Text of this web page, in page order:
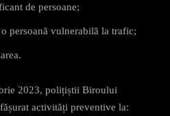
de persoane;
persoană vulnerabilă la trafic;
2023, polițiștii Biroului
activități preventive la: